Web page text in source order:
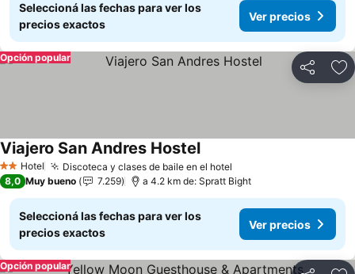
Seleccioná las fechas para ver los
precios exactos
Ver precios
Compartir
Opción popular
2 Estrellas
Hotel Discoteca y clases de baile en el hotel
Viajero San Andres HostelVer precios
8,0 Muy bueno 7.259 a 4.2 km de: Spratt Bight
Seleccioná las fechas para ver los
precios exactos
Ver precios
Opción popular